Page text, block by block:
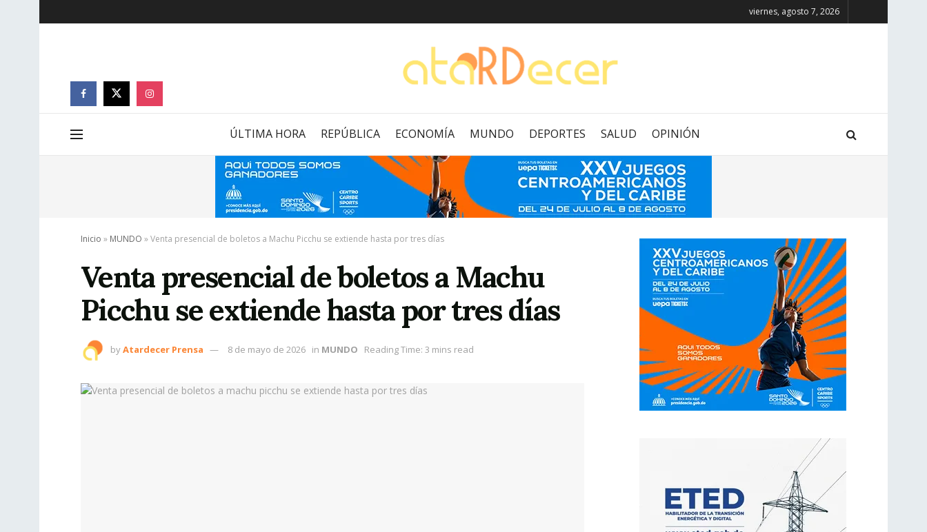
viernes, agosto 7, 2026
ÚLTIMA HORA REPÚBLICA ECONOMÍA MUNDO DEPORTES SALUD OPINIÓN
Inicio » MUNDO »Venta presencial de boletos a Machu Picchu se extiende hasta por tres días
Venta presencial de boletos a Machu
Picchu se extiende hasta por tres días
byAtardecer Prensa 8 de mayo de 2026 in MUNDO Reading Time: 3 mins read